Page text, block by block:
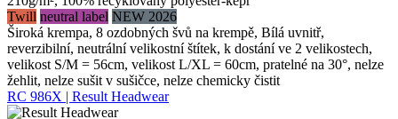
Twill neutral label NEW 2026
Široká krempa, 8 ozdobných švů na krempě, Bílá uvnitř,
reverzibilní, neutrální velikostní štítek, k dostání ve 2 velikostech,
velikost S/M = 56cm, velikost L/XL = 60cm, pratelné na 30°, nelze
žehlit, nelze sušit v sušičce, nelze chemicky čistit
RC 986X | Result Headwear